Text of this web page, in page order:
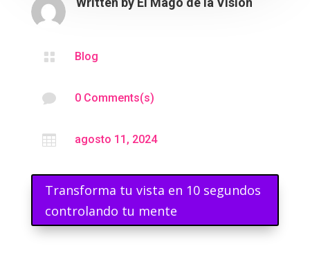
 Blog
 0 Comments(s)
 agosto 11, 2024
Transforma tu vista en 10 segundos
controlando tu mente